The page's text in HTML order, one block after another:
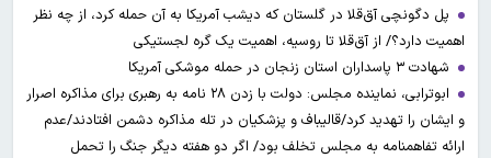
پل دگونچی آق‌قلا در گلستان که دیشب آمریکا به آن حمله کرد، از چه نظر
اهمیت دارد؟/ از آق‌قلا تا روسیه، اهمیت یک گره لجستیکی
شهادت ۳ ‌پاسداران استان زنجان در حمله موشکی آمریکا
ابوترابی، نماینده مجلس: دولت با زدن ۲۸ نامه به رهبری برای مذاکره اصرار
و ایشان را تهدید کرد/قالیباف و پزشکیان در تله مذاکره دشمن افتادند/عدم
ارائه تفاهمنامه به مجلس تخلف بود/ اگر دو هفته دیگر جنگ را تحمل